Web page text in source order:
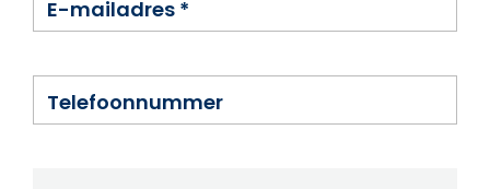
E-mailadres *
Telefoonnummer